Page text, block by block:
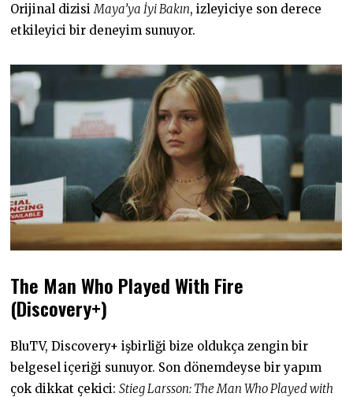
Orijinal dizisi Maya’ya İyi Bakın, izleyiciye son derece
etkileyici bir deneyim sunuyor.
The Man Who Played With Fire
(Discovery+)
BluTV, Discovery+ işbirliği bize oldukça zengin bir
belgesel içeriği sunuyor. Son dönemdeyse bir yapım
çok dikkat çekici:Stieg Larsson: The Man Who Played with